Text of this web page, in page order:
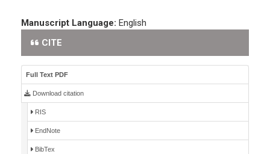
Manuscript Language: English
CITE
Full Text PDF
Download citation
RIS
EndNote
BibTex